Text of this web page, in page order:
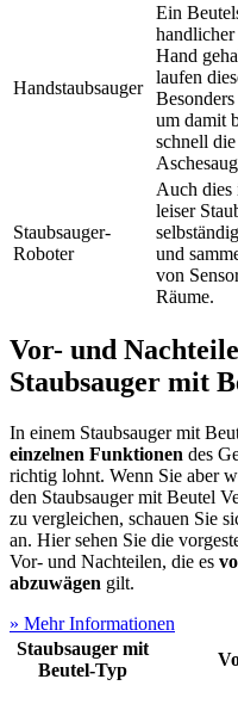
Handstaubsauger
Ein
Hand
laufen
um damit
schnell
Staubsauger-
Roboter
Auch dies
leiser
und
von
Räume.
Vor- und
Staubsauger mit
In einem Staubsauger mit
einzelnen Funktionen des
richtig lohnt. Wenn Sie aber
den Staubsauger mit Beutel
zu vergleichen, schauen Sie
an. Hier sehen Sie die
Vor- und Nachteilen, die es
abzuwägen gilt.
» Mehr Informationen
Staubsauger mit
Beutel-Typ